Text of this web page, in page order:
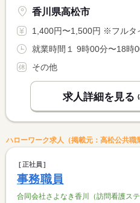
香川県高松市
1,400円〜1,500円 ※フルタイム求人の場合は月額（換
その他
求人詳細を見る
ハローワーク求人（掲載元：高松公共職
正社員
事務職員
合同会社さよなき香川（訪問看護ス